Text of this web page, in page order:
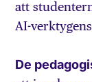
att
AI-
De